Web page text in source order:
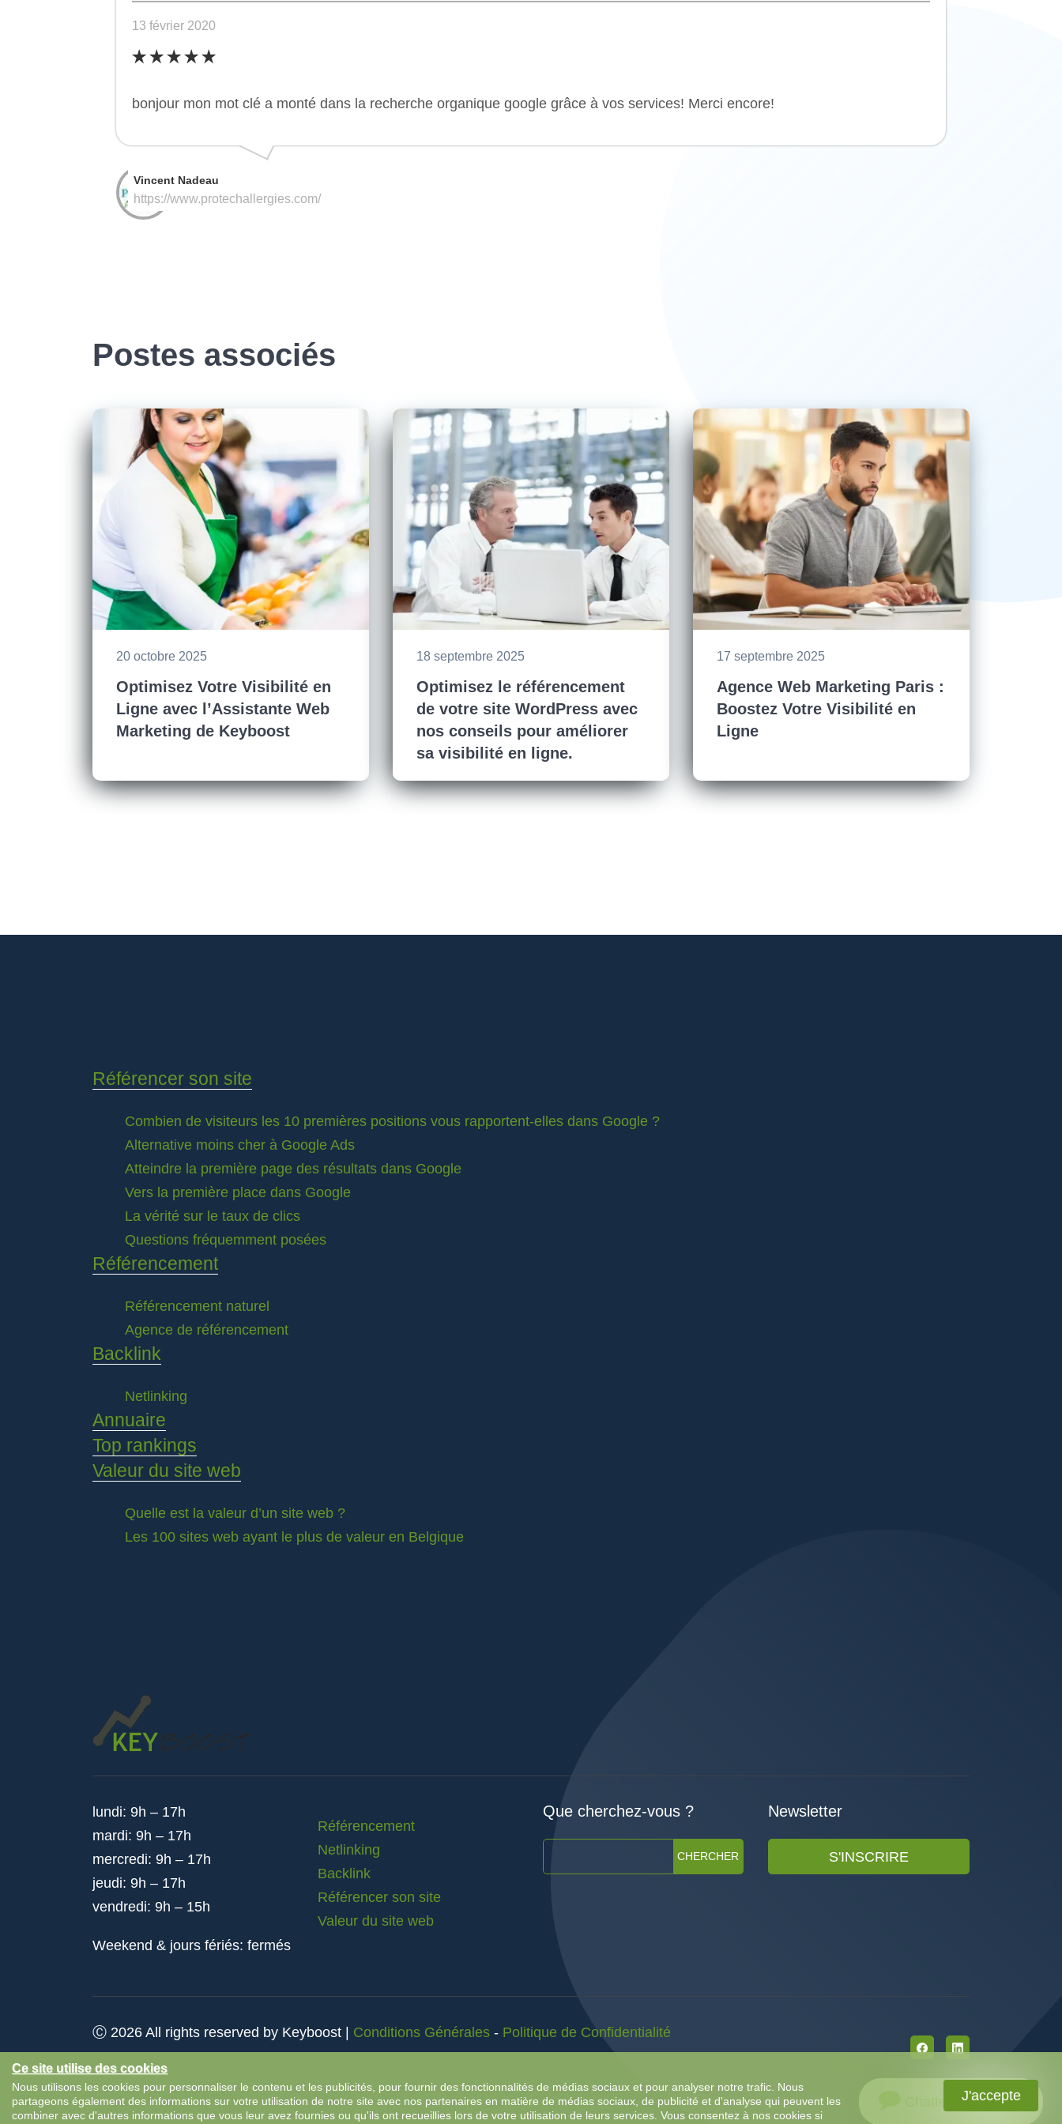
13 février 2020
bonjour mon mot clé a monté dans la recherche organique google grâce à vos services! Merci encore!
Vincent Nadeau
https://www.protechallergies.com/
Postes associés
20 octobre 2025
Optimisez Votre Visibilité en
Ligne avec l’Assistante Web
Marketing de Keyboost
18 septembre 2025
Optimisez le référencement
de votre site WordPress avec
nos conseils pour améliorer
sa visibilité en ligne.
17 septembre 2025
Agence Web Marketing Paris :
Boostez Votre Visibilité en
Ligne
Référencer son site
Combien de visiteurs les 10 premières positions vous rapportent-elles dans Google ?
Alternative moins cher à Google Ads
Atteindre la première page des résultats dans Google
Vers la première place dans Google
La vérité sur le taux de clics
Questions fréquemment posées
Référencement
Référencement naturel
Agence de référencement
Backlink
Netlinking
Annuaire
Top rankings
Valeur du site web
Quelle est la valeur d’un site web ?
Les 100 sites web ayant le plus de valeur en Belgique
lundi: 9h – 17h
mardi: 9h – 17h
mercredi: 9h – 17h
jeudi: 9h – 17h
vendredi: 9h – 15h
Weekend & jours fériés: fermés
Référencement
Netlinking
Backlink
Référencer son site
Valeur du site web
Que cherchez-vous ?
CHERCHER
Newsletter
S'INSCRIRE
Ⓒ 2026 All rights reserved by Keyboost | Conditions Générales - Politique de Confidentialité
Chattez avec nous
Ce site utilise des cookies
Nous utilisons les cookies pour personnaliser le contenu et les publicités, pour fournir des fonctionnalités de médias sociaux et pour analyser notre trafic. Nous
partageons également des informations sur votre utilisation de notre site avec nos partenaires en matière de médias sociaux, de publicité et d'analyse qui peuvent les
combiner avec d'autres informations que vous leur avez fournies ou qu'ils ont recueillies lors de votre utilisation de leurs services. Vous consentez à nos cookies si
J'accepte